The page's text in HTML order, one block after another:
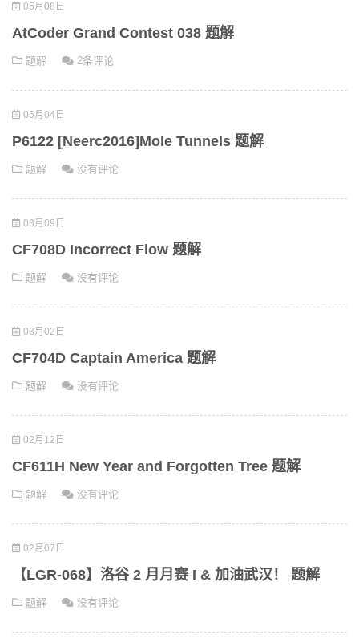
05月08日
AtCoder Grand Contest 038 题解
题解 2条评论
05月04日
P6122 [Neerc2016]Mole Tunnels 题解
题解 没有评论
03月09日
CF708D Incorrect Flow 题解
题解 没有评论
03月02日
CF704D Captain America 题解
题解 没有评论
02月12日
CF611H New Year and Forgotten Tree 题解
题解 没有评论
02月07日
【LGR-068】洛谷 2 月月赛 I & 加油武汉！ 题解
题解 没有评论